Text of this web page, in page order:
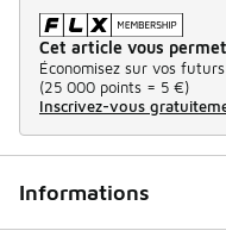
Cet article vous
Économisez sur vos futurs
(25 000 points = 5 €)
Inscrivez-vous
Informations